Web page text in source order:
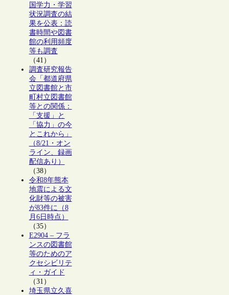
国学力・学習
状況調査の結
果を公表：読
書時間や図書
館の利用頻度
等も調査
（41）
調査研究報告
会「都道府県
立図書館と市
町村立図書館
等との関係：
「支援」と
「協力」の今
とこれから」
（8/21・オン
ライン、録画
配信あり）
（38）
令和8年熊本
地震による文
化財等の被害
が83件に（8
月6日時点）
（35）
E2904 – フラ
ンスの図書館
等のためのア
クセシビリテ
ィ・ガイド
（31）
埼玉県立久喜